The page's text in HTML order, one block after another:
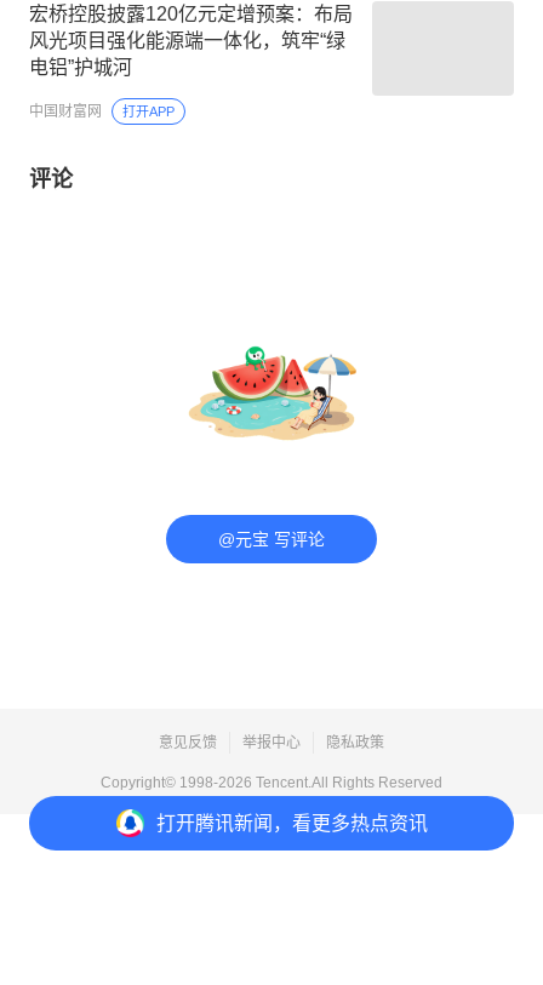
打开腾讯新闻，看更多热点资讯
宏桥控股披露120亿元定增预案：布局
风光项目强化能源端一体化，筑牢“绿
电铝”护城河
中国财富网 打开APP
评论
@元宝 写评论
意见反馈 举报中心 隐私政策
Copyright© 1998-2026 Tencent.All Rights Reserved